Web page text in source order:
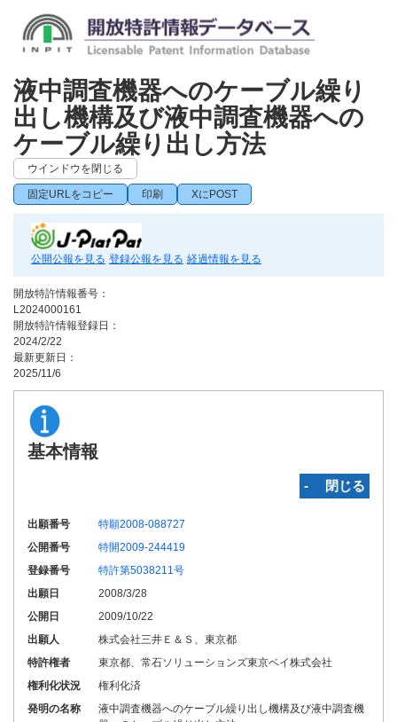
液中調査機器へのケーブル繰り
出し機構及び液中調査機器への
ケーブル繰り出し方法
ウインドウを閉じる
固定URLをコピー 印刷 XにPOST
公開公報を見る 登録公報を見る 経過情報を見る
開放特許情報番号：
L2024000161
開放特許情報登録日：
2024/2/22
最新更新日：
2025/11/6
基本情報
‐ 閉じる
出願番号
特願2008-088727
公開番号
特開2009-244419
登録番号
特許第5038211号
出願日
2008/3/28
公開日
2009/10/22
出願人
株式会社三井Ｅ＆Ｓ、東京都
特許権者
東京都、常石ソリューションズ東京ベイ株式会社
権利化状況
権利化済
発明の名称
液中調査機器へのケーブル繰り出し機構及び液中調査機